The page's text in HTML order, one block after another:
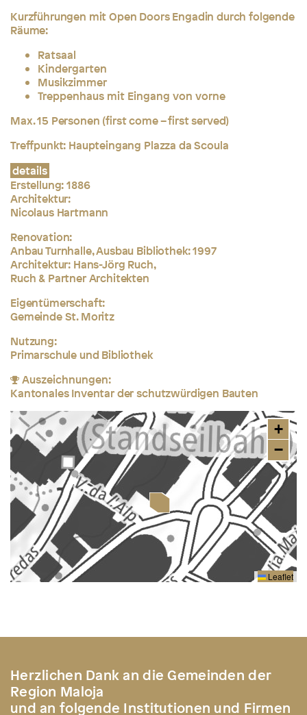
Kurzführungen mit Open Doors Engadin durch folgende
Räume:
Ratsaal
Kindergarten
Musikzimmer
Treppenhaus mit Eingang von vorne
Max. 15 Personen (first come – first served)
Treffpunkt: Haupteingang Plazza da Scoula
details
Erstellung: 1886
Architektur:
Nicolaus Hartmann
Renovation:
Anbau Turnhalle, Ausbau Bibliothek: 1997
Architektur: Hans-Jörg Ruch,
Ruch & Partner Architekten
Eigentümerschaft:
Gemeinde St. Moritz
Nutzung:
Primarschule und Bibliothek
Auszeichnungen:
Kantonales Inventar der schutzwürdigen Bauten
+
−
Leaflet
Herzlichen Dank an die Gemeinden der
Region Maloja
und an folgende Institutionen und Firmen